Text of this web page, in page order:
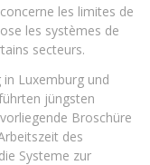
les limites de
les systèmes de
secteurs.
Luxemburg und
jüngsten
Broschüre
des
Systeme zur